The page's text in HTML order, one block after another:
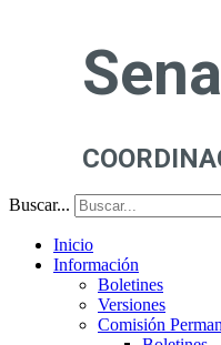
Buscar...
Inicio
Información
Boletines
Versiones
Comisión